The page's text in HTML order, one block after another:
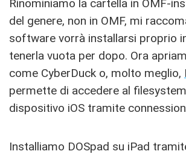
Rinominiamo la cartella in OMF-
del genere, non in OMF, mi
software vorrà installarsi proprio
tenerla vuota per dopo. Ora
come CyberDuck o, molto meglio,
permette di accedere al
dispositivo iOS tramite
Installiamo DOSpad su iPad